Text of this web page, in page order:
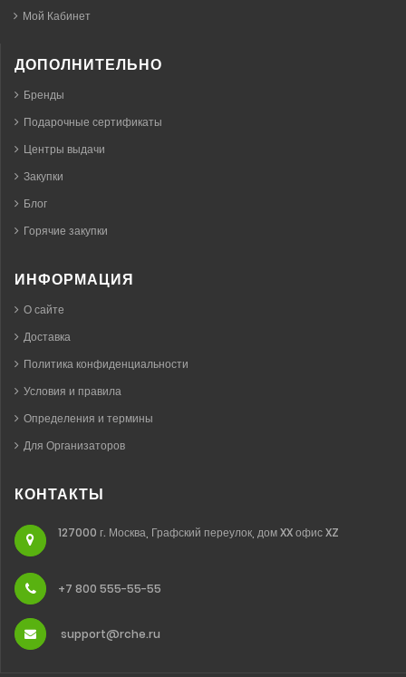
Мой Кабинет
ДОПОЛНИТЕЛЬНО
Бренды
Подарочные сертификаты
Центры выдачи
Закупки
Блог
Горячие закупки
ИНФОРМАЦИЯ
О сайте
Доставка
Политика конфиденциальности
Условия и правила
Определения и термины
Для Организаторов
КОНТАКТЫ
127000 г. Москва, Графский переулок, дом XX офис XZ
+7 800 555-55-55
support@rche.ru